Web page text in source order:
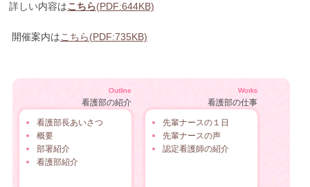
詳しい内容はこちら(PDF:644KB)
開催案内はこちら(PDF:735KB)
Outline
看護部の紹介
看護部長あいさつ
概要
部署紹介
看護部紹介
Works
看護部の仕事
先輩ナースの１日
先輩ナースの声
認定看護師の紹介